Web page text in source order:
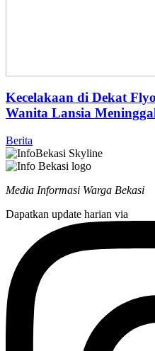
Kecelakaan di Dekat
Wanita Lansia
Berita
Media Informasi Warga Bekasi
Dapatkan update harian via